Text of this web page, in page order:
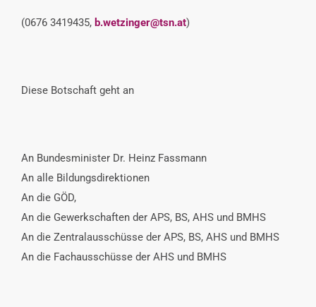
(0676 3419435, b.wetzinger@tsn.at)
Diese Botschaft geht an
An Bundesminister Dr. Heinz Fassmann
An alle Bildungsdirektionen
An die GÖD,
An die Gewerkschaften der APS, BS, AHS und BMHS
An die Zentralausschüsse der APS, BS, AHS und BMHS
An die Fachausschüsse der AHS und BMHS